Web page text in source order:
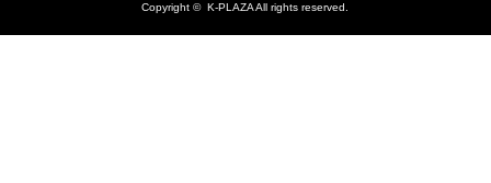
Copyright ©K-PLAZAAll rights reserved.